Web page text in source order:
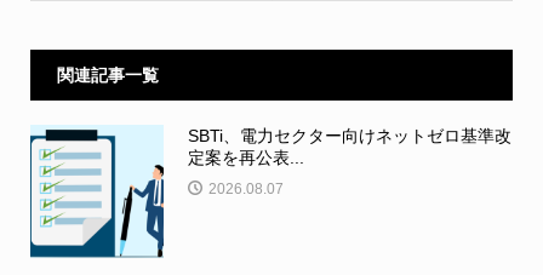
関連記事一覧
SBTi、電力セクター向けネットゼロ基準改
定案を再公表...
2026.08.07